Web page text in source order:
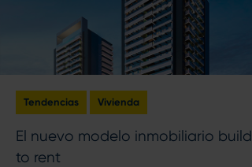
Tendencias Vivienda
El nuevo modelo inmobiliario build
to rent